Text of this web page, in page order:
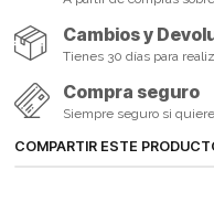
Cambios y
Tienes 30 días para
Compra seguro
Siempre seguro si
COMPARTIR ESTE